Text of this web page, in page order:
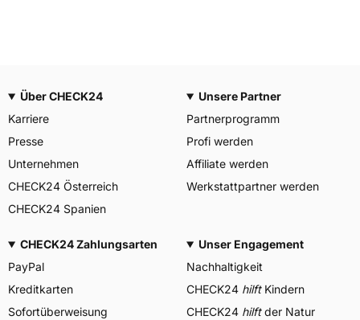
Über CHECK24
Karriere
Presse
Unternehmen
CHECK24 Österreich
CHECK24 Spanien
Unsere Partner
Partnerprogramm
Profi werden
Affiliate werden
Werkstattpartner werden
CHECK24 Zahlungsarten
PayPal
Kreditkarten
Sofortüberweisung
Unser Engagement
Nachhaltigkeit
CHECK24 hilftKindern
CHECK24 hilftder Natur